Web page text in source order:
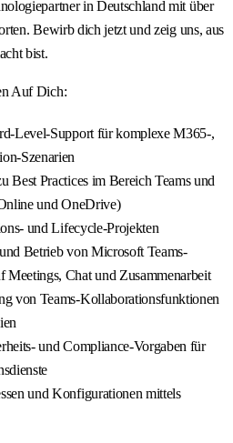
in Deutschland mit über
Bewirb dich jetzt und zeig uns, aus
bist.
Auf Dich:
Level-Support für komplexe M365-,
Szenarien
Best Practices im Bereich Teams und
und OneDrive)
und Lifecycle-Projekten
Betrieb von Microsoft Teams-
Meetings, Chat und Zusammenarbeit
von Teams-Kollaborationsfunktionen
und Compliance-Vorgaben für
und Konfigurationen mittels